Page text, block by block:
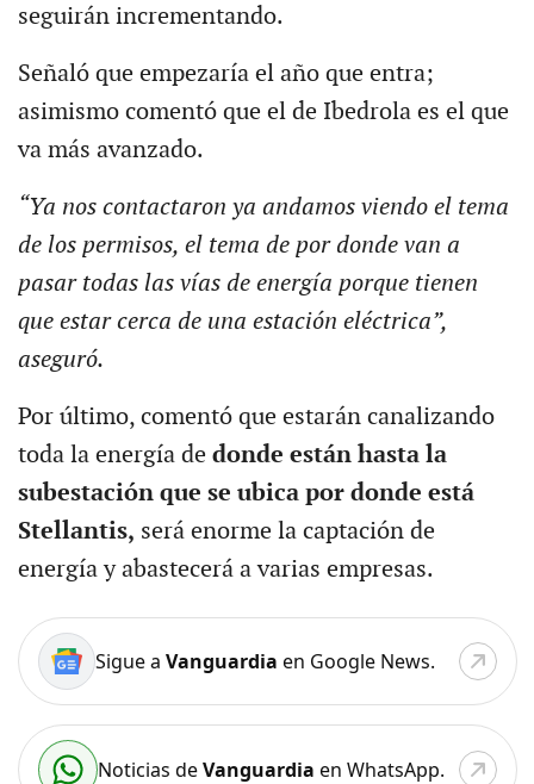
seguirán incrementando.
Señaló que empezaría el año que entra;
asimismo comentó que el de Ibedrola es el que
va más avanzado.
“Ya nos contactaron ya andamos viendo el tema
de los permisos, el tema de por donde van a
pasar todas las vías de energía porque tienen
que estar cerca de una estación eléctrica”,
aseguró.
Por último, comentó que estarán canalizando
toda la energía de donde están hasta la
subestación que se ubica por donde está
Stellantis, será enorme la captación de
energía y abastecerá a varias empresas.
Sigue a Vanguardia en Google News.
Noticias deVanguardia en WhatsApp.